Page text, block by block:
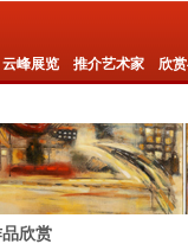
云峰展览 推介艺术家 欣
欣赏